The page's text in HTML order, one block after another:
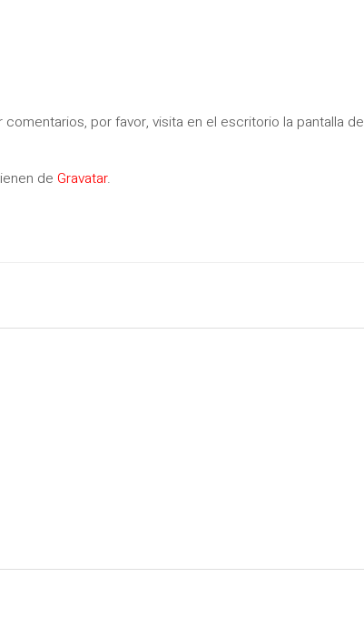
por favor, visita en el escritorio la pantalla de
de Gravatar.